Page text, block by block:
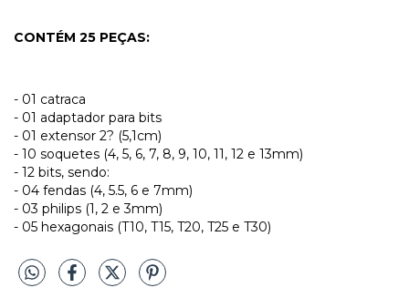
CONTÉM 25 PEÇAS:
- 01 catraca
- 01 adaptador para bits
- 01 extensor 2? (5,1cm)
- 10 soquetes (4, 5, 6, 7, 8, 9, 10, 11, 12 e 13mm)
- 12 bits, sendo:
- 04 fendas (4, 5.5, 6 e 7mm)
- 03 philips (1, 2 e 3mm)
- 05 hexagonais (T10, T15, T20, T25 e T30)